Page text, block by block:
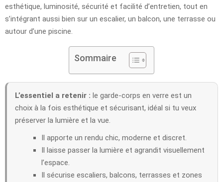
esthétique, luminosité, sécurité et facilité d’entretien, tout en
s’intégrant aussi bien sur un escalier, un balcon, une terrasse ou
autour d’une piscine.
Sommaire
L’essentiel a retenir : le garde-corps en verre est un
choix à la fois esthétique et sécurisant, idéal si tu veux
préserver la lumière et la vue.
Il apporte un rendu chic, moderne et discret.
Il laisse passer la lumière et agrandit visuellement
l’espace.
Il sécurise escaliers, balcons, terrasses et zones